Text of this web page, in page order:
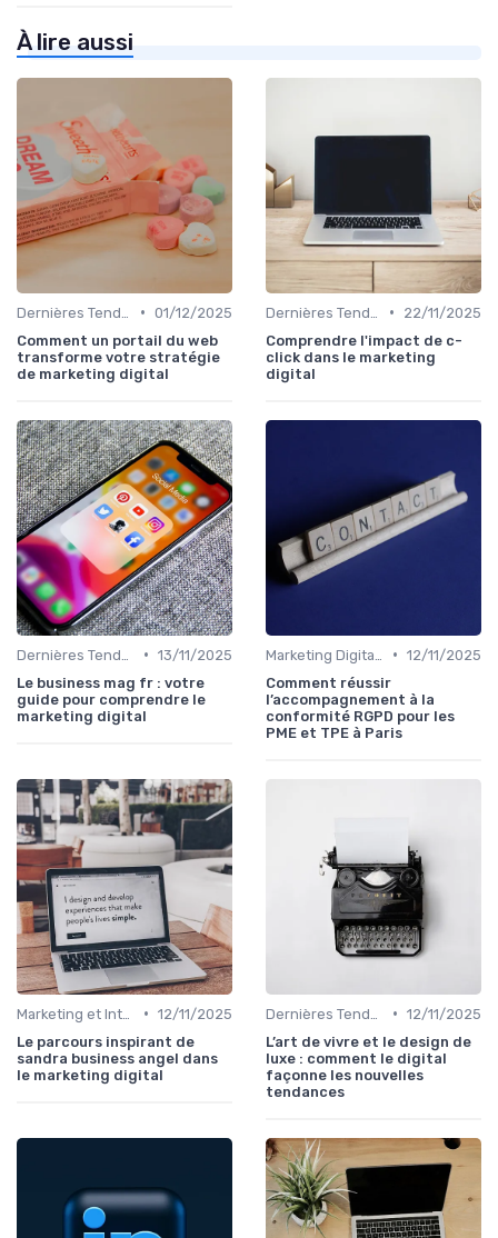
À lire aussi
• 01/12/2025
Comment un portail du web
transforme votre stratégie
de marketing digital
•
22/11/2025
Comprendre l'impact de c-
click dans le marketing
digital
• 13/11/2025
Le business mag fr : votre
guide pour comprendre le
marketing digital
• 12/11/2025
Comment réussir
l’accompagnement à la
conformité RGPD pour les
PME et TPE à Paris
• 12/11/2025
Le parcours inspirant de
sandra business angel dans
le marketing digital
• 12/11/2025
L’art de vivre et le design de
luxe : comment le digital
façonne les nouvelles
tendances